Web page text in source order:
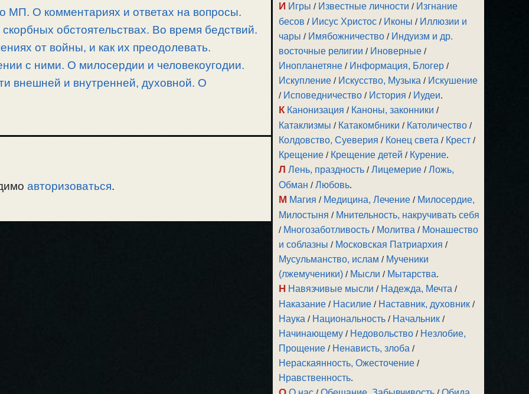
МП. О комментариях и ответах на вопросы.
обстоятельствах. Во время бедствий.
от войны, и как их преодолевать.
с ними. О милосердии и человекоугодии.
внешней и внутренней, духовной. О
авторизоваться.
И Игры / Известные личности / Изгнание
бесов / Иисус Христос / Иконы / Иллюзии и
чары / Имябожничество / Индуизм и др.
восточные религии / Иноверные /
Инопланетяне / Информация, Блогер /
Искупление / Искусство, Музыка / Искушение
/ Исповедничество / История / Иудеи.
К Канонизация / Каноны, законники /
Катаклизмы / Катакомбники / Католичество /
Колдовство, Суеверия / Конец света / Крест /
Крещение / Крещение детей / Курение.
Л Лень, праздность /Лицемерие /Ложь,
Обман /Любовь.
М Магия / Медицина, Лечение / Милосердие,
Милостыня / Мнительность, накручивать себя
/ Многозаботливость / Молитва / Монашество
и соблазны / Московская Патриархия /
Мусульманство, ислам / Мученики
(лжемученики) / Мысли / Мытарства.
Н Навязчивые мысли / Надежда, Мечта /
Наказание / Насилие / Наставник, духовник /
Наука / Национальность / Начальник /
Начинающему / Недовольство / Незлобие,
Прощение / Ненависть, злоба /
Нераскаянность, Ожесточение /
Нравственность.